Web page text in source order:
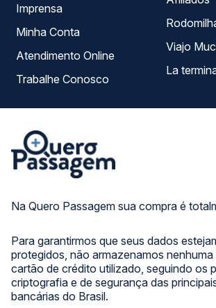
Na Quero Passagem sua compra é
Para garantirmos que seus dados
protegidos, não armazenamos
cartão de crédito utilizado, seguindo os
criptografia e de segurança das
bancárias do Brasil.
Imprensa
Minha Conta
Atendimento Online
Trabalhe Conosco
Viajo